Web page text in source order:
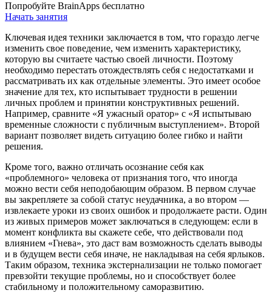
Попробуйте BrainApps бесплатно
Начать занятия
Ключевая идея техники заключается в том, что гораздо легче
изменить свое поведение, чем изменить характеристику,
которую вы считаете частью своей личности. Поэтому
необходимо перестать отождествлять себя с недостатками и
рассматривать их как отдельные элементы. Это имеет особое
значение для тех, кто испытывает трудности в решении
личных проблем и принятии конструктивных решений.
Например, сравните «Я ужасный оратор» с «Я испытываю
временные сложности с публичным выступлением». Второй
вариант позволяет видеть ситуацию более гибко и найти
решения.
Кроме того, важно отличать осознание себя как
«проблемного» человека от признания того, что иногда
можно вести себя неподобающим образом. В первом случае
вы закрепляете за собой статус неудачника, а во втором —
извлекаете уроки из своих ошибок и продолжаете расти. Один
из живых примеров может заключаться в следующем: если в
момент конфликта вы скажете себе, что действовали под
влиянием «Гнева», это даст вам возможность сделать выводы
и в будущем вести себя иначе, не накладывая на себя ярлыков.
Таким образом, техника экстернализации не только помогает
превзойти текущие проблемы, но и способствует более
стабильному и положительному саморазвитию.